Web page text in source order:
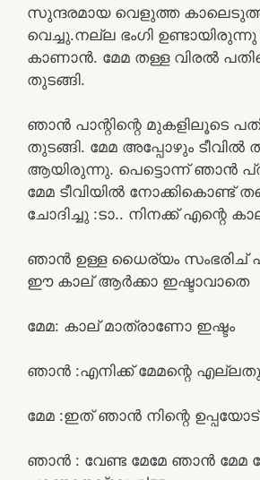
സുന്ദരമായ വെളുത്ത
വെച്ചു.നല്ല ഭംഗി
കാണാൻ. മേമ തള്ള വിരൽ
തുടങ്ങി.
ഞാൻ പാന്റിന്റെ മുകളിലൂടെ
തുടങ്ങി. മേമ അപ്പോഴും ടീവിൽ
ആയിരുന്നു. പെട്ടൊന്ന് ഞാൻ
മേമ ടീവിയിൽ നോക്കികൊണ്ട്
ചോദിച്ചു :ടാ.. നിനക്ക് എന്റെ
ഞാൻ ഉള്ള ധൈര്യം സംഭരിച്
ഈ കാല് ആർക്കാ ഇഷ്ടാവാതെ
മേമ: കാല് മാത്രാണോ ഇഷ്ടം
ഞാൻ :എനിക്ക് മേമന്റെ
മേമ :ഇത് ഞാൻ നിന്റെ ഉപ്പയോട്
ഞാൻ : വേണ്ട മേമേ ഞാൻ മേമ